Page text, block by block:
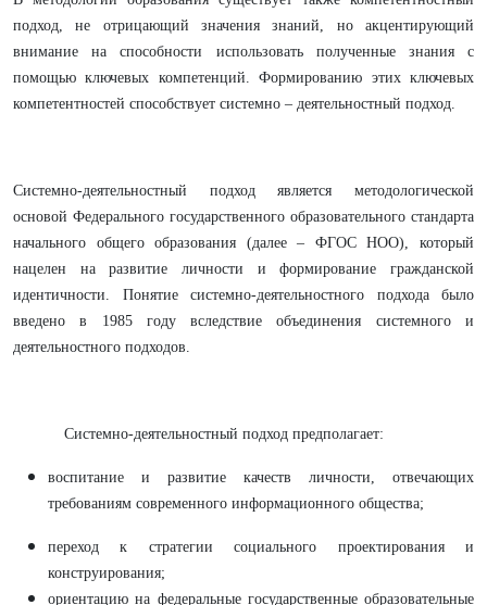
подход, не отрицающий значения знаний, но акцентирующий
внимание на способности использовать полученные знания с
помощью ключевых компетенций. Формированию этих ключевых
компетентностей способствует системно – деятельностный подход.
Системно-деятельностный подход является методологической
основой Федерального государственного образовательного стандарта
начального общего образования (далее – ФГОС НОО), который
нацелен на развитие личности и формирование гражданской
идентичности. Понятие системно-деятельностного подхода было
введено в 1985 году вследствие объединения системного и
деятельностного подходов.
Системно-деятельностный подход предполагает:
воспитание и развитие качеств личности, отвечающих
требованиям современного информационного общества;
переход к стратегии социального проектирования и
конструирования;
ориентацию на федеральные государственные образовательные